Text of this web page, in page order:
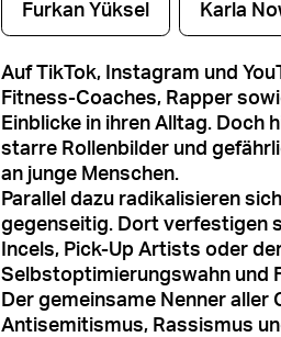
Furkan Yüksel Karla
Auf TikTok, Instagram und
Fitness-Coaches, Rapper
Einblicke in ihren Alltag. Doch
starre Rollenbilder und
an junge Menschen.
Parallel dazu radikalisieren
gegenseitig. Dort verfestigen
Incels, Pick-Up Artists oder
Selbstoptimierungswahn und
Der gemeinsame Nenner aller
Antisemitismus, Rassismus